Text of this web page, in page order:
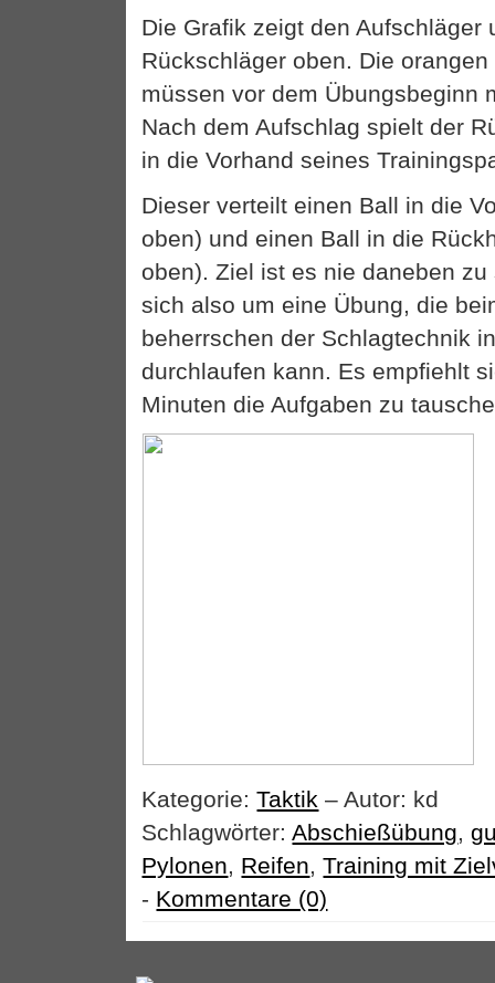
Die Grafik zeigt den Aufschläger
Rückschläger oben. Die
müssen vor dem Übungsbeginn
Nach dem Aufschlag spielt der
in die Vorhand seines
Dieser verteilt einen Ball in die
oben) und einen Ball in die
oben). Ziel ist es nie daneben
sich also um eine Übung, die
beherrschen der Schlagtechnik
durchlaufen kann. Es empfiehlt
Minuten die Aufgaben zu
Kategorie:Taktik – Autor: kd
Schlagwörter:Abschießübung,
Pylonen, Reifen,Training mit
- Kommentare (0)